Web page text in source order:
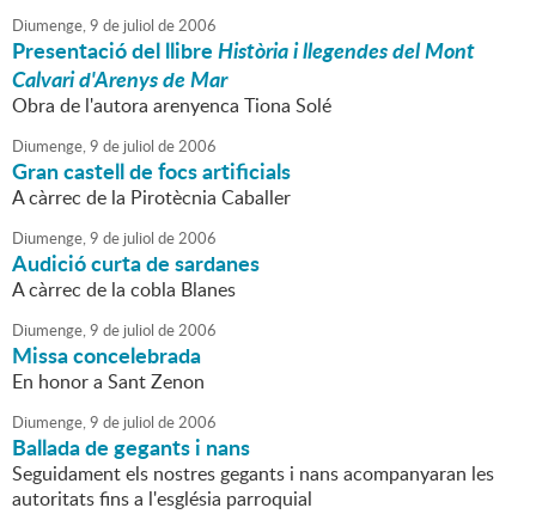
Diumenge,9 de juliol de2006
Presentació del llibreHistòria i llegendes del Mont
Calvari d'Arenys de Mar
Obra de l'autora arenyenca Tiona Solé
Diumenge,9 de juliol de2006
Gran castell de focs artificials
A càrrec de la Pirotècnia Caballer
Diumenge,9 de juliol de2006
Audició curta de sardanes
A càrrec de la cobla Blanes
Diumenge,9 de juliol de2006
Missa concelebrada
En honor a Sant Zenon
Diumenge,9 de juliol de2006
Ballada de gegants i nans
Seguidament els nostres gegants i nans acompanyaran les
autoritats fins a l'església parroquial